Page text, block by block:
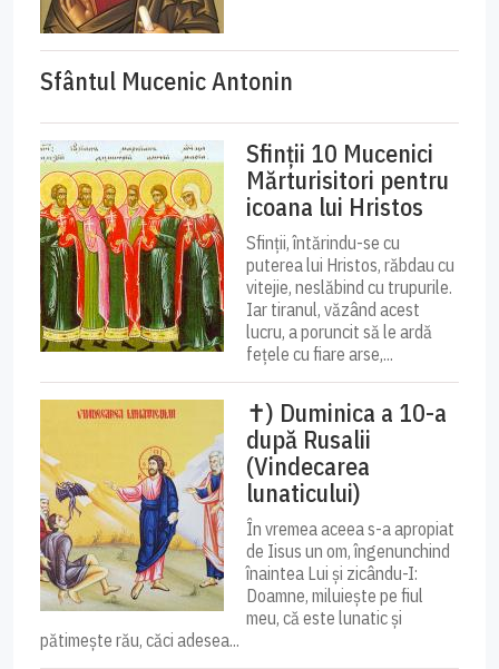
Sfântul Mucenic Antonin
Sfinții 10 Mucenici
Mărturisitori pentru
icoana lui Hristos
Sfinții, întărindu-se cu
puterea lui Hristos, răbdau cu
vitejie, neslăbind cu trupurile.
Iar tiranul, văzând acest
lucru, a poruncit să le ardă
fețele cu fiare arse,...
✝) Duminica a 10-a
după Rusalii
(Vindecarea
lunaticului)
În vremea aceea s-a apropiat
de Iisus un om, îngenunchind
înaintea Lui și zicându-I:
Doamne, miluiește pe fiul
meu, că este lunatic și
pătimește rău, căci adesea...